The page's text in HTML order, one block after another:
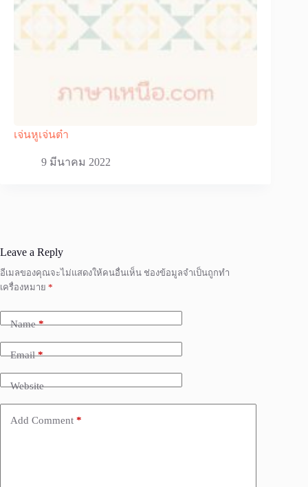
เจ่นหูเจ่นต๋า
9 มีนาคม 2022
Leave a Reply
อีเมลของคุณจะไม่แสดงให้คนอื่นเห็น ช่องข้อมูลจำเป็นถูกทำ
เครื่องหมาย *
Name*
Email*
Website
Add Comment *